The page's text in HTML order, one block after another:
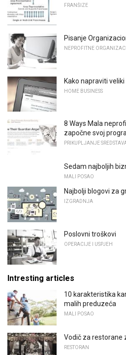
FRANŠIZE
Pisanje
NEPROFITNE
Kako napraviti
HOME BUSINESS
8 Ways Mala
započne svoj
PRIKUPLJANJE
Sedam najboljih
MALI POSAO
Najbolji blogovi za
IZGRADNJA
Poslovni troškovi
OPERACIJE I USPJEH
Intresting articles
10 karakteristika
malih preduzeća
MALI POSAO
Vodič za restorane
RESTORAN